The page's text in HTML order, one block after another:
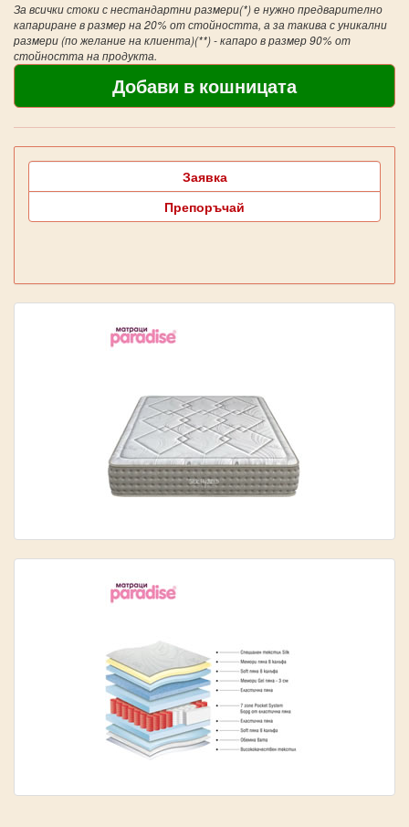
За всички стоки с нестандартни размери(*) е нужно предварително
капариране в размер на 20% от стойността, а за такива с уникални
размери (по желание на клиента)(**) - капаро в размер 90% от
стойността на продукта.
Заявка
Препоръчай